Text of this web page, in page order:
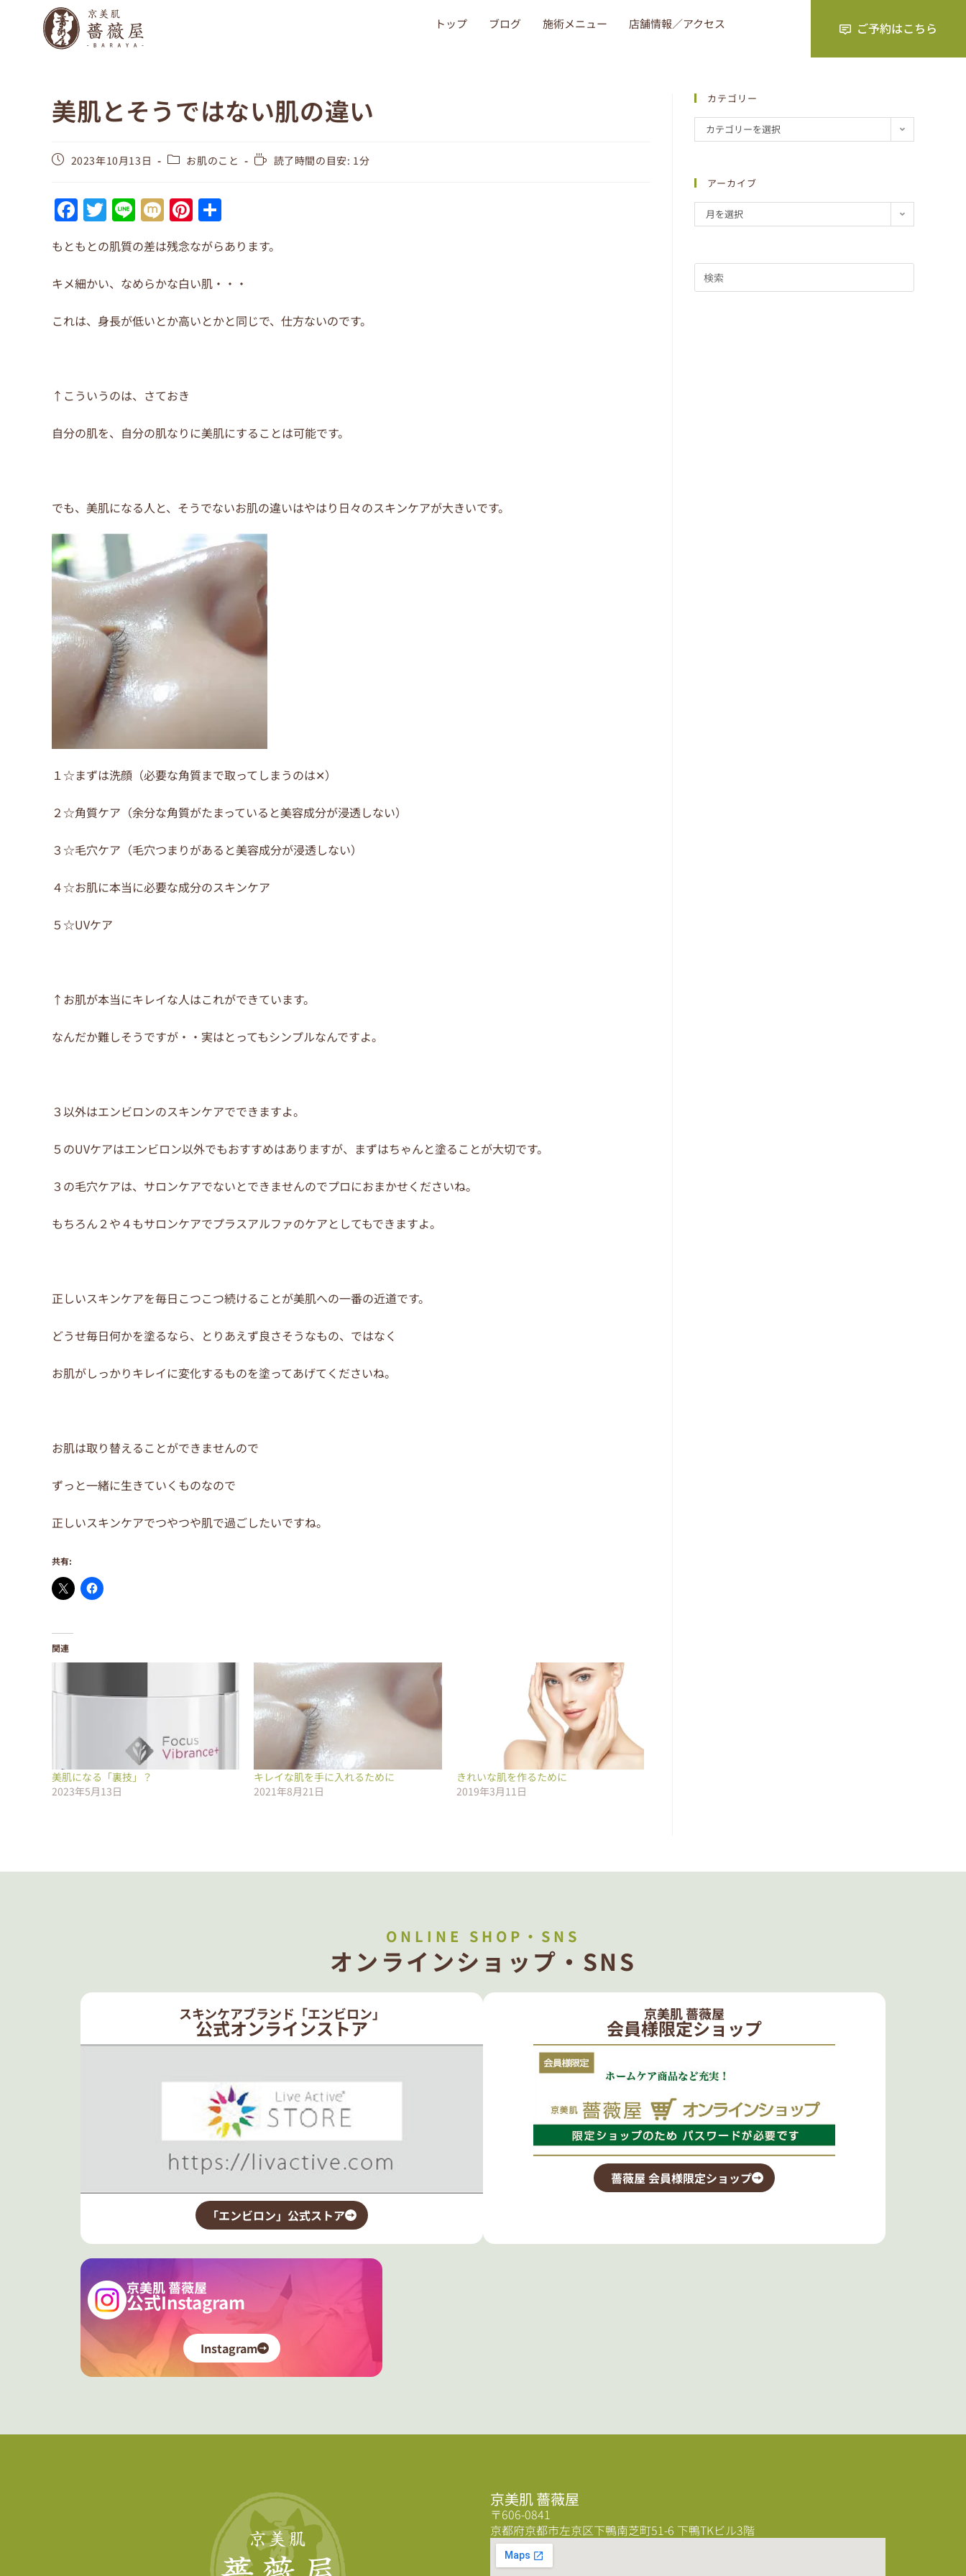
トップ ブログ 施術メニュー 店舗情報／アクセス
美肌とそうではない肌の違い
2023年10月13日 お肌のこと 読了時間の目安: 1分
F
a
c
e
o
T
w
itt
er
Li
n
e
M
ix
i
Pi
nt
er
e
有
もともとの肌質の差は残念ながらあります。
キメ細かい、なめらかな白い肌・・・
これは、身長が低いとか高いとかと同じで、仕方ないのです。
↑こういうのは、さておき
自分の肌を、自分の肌なりに美肌にすることは可能です。
でも、美肌になる人と、そうでないお肌の違いはやはり日々のスキンケアが大きいです。
１☆まずは洗顔（必要な角質まで取ってしまうのは✕）
２☆角質ケア（余分な角質がたまっていると美容成分が浸透しない）
３☆毛穴ケア（毛穴つまりがあると美容成分が浸透しない）
４☆お肌に本当に必要な成分のスキンケア
５☆UVケア
↑お肌が本当にキレイな人はこれができています。
なんだか難しそうですが・・実はとってもシンプルなんですよ。
３以外はエンビロンのスキンケアでできますよ。
５のUVケアはエンビロン以外でもおすすめはありますが、まずはちゃんと塗ることが大切です。
３の毛穴ケアは、サロンケアでないとできませんのでプロにおまかせくださいね。
もちろん２や４もサロンケアでプラスアルファのケアとしてもできますよ。
正しいスキンケアを毎日こつこつ続けることが美肌への一番の近道です。
どうせ毎日何かを塗るなら、とりあえず良さそうなもの、ではなく
お肌がしっかりキレイに変化するものを塗ってあげてくださいね。
お肌は取り替えることができませんので
ずっと一緒に生きていくものなので
正しいスキンケアでつやつや肌で過ごしたいですね。
共有:
関連
美肌になる「裏技」？
2023年5月13日
キレイな肌を手に入れるために
2021年8月21日
きれいな肌を作るために
2019年3月11日
カテゴリー
カテゴリーを選択
アーカイブ
月を選択
ONLINE SHOP・SNS
オンラインショップ・SNS
スキンケアブランド「エンビロン」
公式オンラインストア
「エンビロン」公式ストア
京美肌 薔薇屋
会員様限定ショップ
薔薇屋 会員様限定ショップ
京美肌 薔薇屋
公式Instagram
Instagram
京美肌 薔薇屋
〒606-0841
京都府京都市左京区下鴨南芝町51-6 下鴨TKビル3階